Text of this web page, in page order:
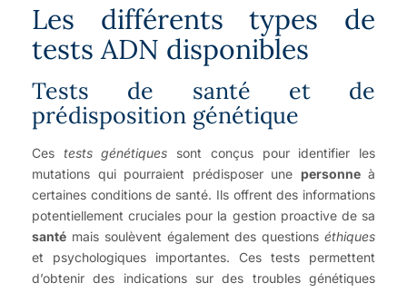
Les différents types de
tests ADN disponibles
Tests de santé et de
prédisposition génétique
Ces tests génétiques sont conçus pour identifier les
mutations qui pourraient prédisposer une personneà
certaines conditions de santé. Ils offrent des informations
potentiellement cruciales pour la gestion proactive de sa
santé mais soulèvent également des questions éthiques
et psychologiques importantes. Ces tests permettent
d’obtenir des indications sur des troubles génétiques